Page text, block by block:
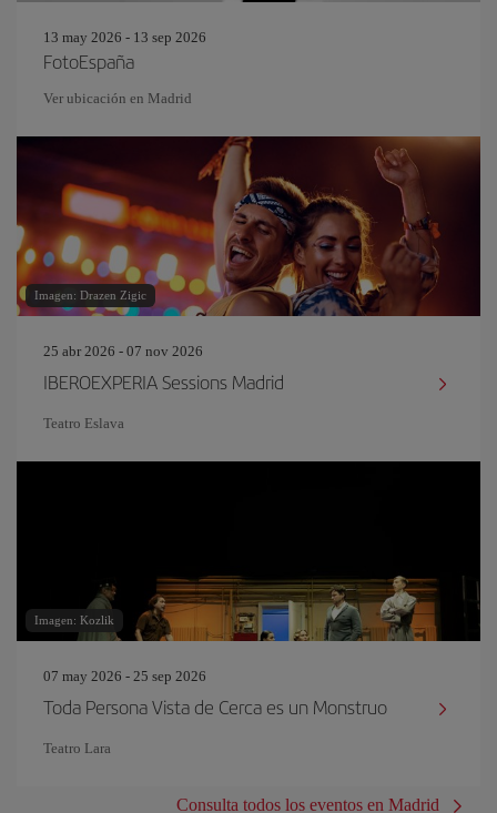
13 may 2026 - 13 sep 2026
FotoEspaña
Ver ubicación en Madrid
Imagen: Drazen Zigic
25 abr 2026 - 07 nov 2026
IBEROEXPERIA Sessions Madrid
Teatro Eslava
Imagen: Kozlik
07 may 2026 - 25 sep 2026
Toda Persona Vista de Cerca es un Monstruo
Teatro Lara
Consulta todos los eventos en Madrid